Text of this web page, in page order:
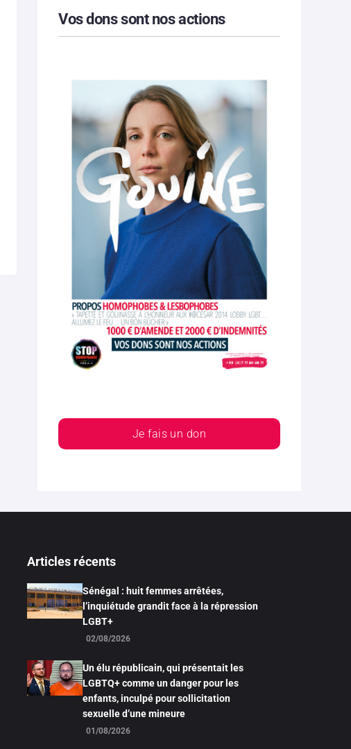
Vos dons sont nos actions
Je fais un don
Articles récents
Sénégal : huit femmes arrêtées,
l’inquiétude grandit face à la répression
LGBT+
02/08/2026
Un élu républicain, qui présentait les
LGBTQ+ comme un danger pour les
enfants, inculpé pour sollicitation
sexuelle d’une mineure
01/08/2026